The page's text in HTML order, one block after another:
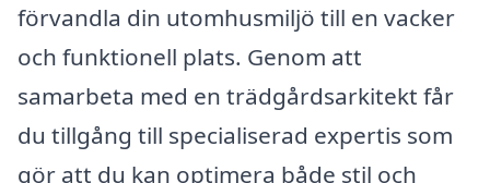
förvandla din utomhusmiljö till en vacker
och funktionell plats. Genom att
samarbeta med en trädgårdsarkitekt får
du tillgång till specialiserad expertis som
gör att du kan optimera både stil och